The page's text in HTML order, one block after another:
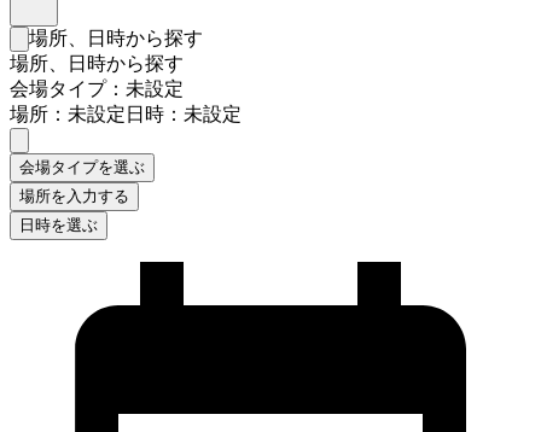
検索フォームを閉じる
場所、日時から探す
場所、日時から探す
会場タイプ：未設定
場所：未設定日時：未設定
会場タイプを選ぶ
場所を入力する
日時を選ぶ